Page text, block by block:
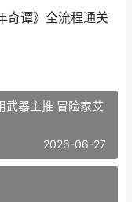
奇谭》全流程通关
武器主推 冒险家艾
2026-06-27